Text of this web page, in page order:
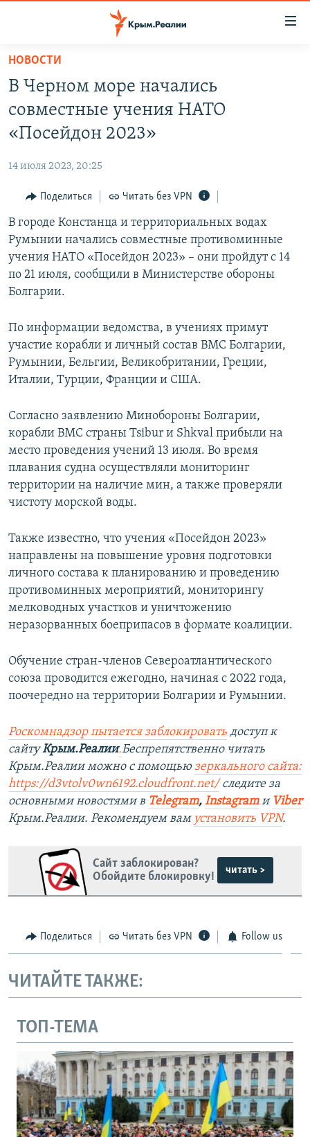
Вернуться
основному
содержанию
Вернутся
главной
Вернутся
поиску
СПЕЦПРОЕКТЫ
ГРУЗ 200
11 ЛЕТ ОККУПАЦИИ КРЫМА. 11 ИСТОРИЙ СОПРОТИВЛЕНИЯ
ВОДА
ЕЩЕ
ИНТЕРАКТИВ
ИНФОГРАФИКА
СОВЕТЫ ПРАВОЗАЩИТНИКОВ
ПРОПАВШИЕ БЕЗ ВЕСТИ
ПОБЕДИТЕЛЕЙ НЕ СУДЯТ?
КРЫМ.НЕПОКОРЕННЫЙ
РАДІО СВОБОДА
КАК ОБОЙТИ БЛОКИРОВКУ
Українською
Qırımtatar
ПРИСОЕДИНЯЙТЕСЬ!
Все сайты RFE/RL
НОВОСТИ
В Черном море начались
совместные учения НАТО
«Посейдон 2023»
14 июля 2023, 20:25
Поделиться Читать без VPN
В городе Констанца и территориальных водах
Румынии начались совместные противоминные
учения НАТО «Посейдон 2023» – они пройдут с 14
по 21 июля, сообщили в Министерстве обороны
Болгарии.
По информации ведомства, в учениях примут
участие корабли и личный состав ВМС Болгарии,
Румынии, Бельгии, Великобритании, Греции,
Италии, Турции, Франции и США.
Согласно заявлению Минобороны Болгарии,
корабли ВМС страны Tsibur и Shkval прибыли на
место проведения учений 13 июля. Во время
плавания судна осуществляли мониторинг
территории на наличие мин, а также проверяли
чистоту морской воды.
Также известно, что учения «Посейдон 2023»
направлены на повышение уровня подготовки
личного состава к планированию и проведению
противоминных мероприятий, мониторингу
мелководных участков и уничтожению
неразорванных боеприпасов в формате коалиции.
Обучение стран-членов Североатлантического
союза проводится ежегодно, начиная с 2022 года,
поочередно на территории Болгарии и Румынии.
Роскомнадзор пытается заблокировать доступ к
сайтуКрым.Реалии.Беспрепятственно читать
Крым.Реалии можно с помощью зеркального сайта:
https://d3vtolv0wn6192.cloudfront.net/следите за
основными новостями в Telegram, Instagramи Viber
Крым.Реалии. Рекомендуем вам установить VPN.
Сайт заблокирован?
Обойдите блокировку!
читать >
Поделиться Читать без VPN Follow us
ЧИТАЙТЕ ТАКЖЕ:
ТОП-ТЕМА